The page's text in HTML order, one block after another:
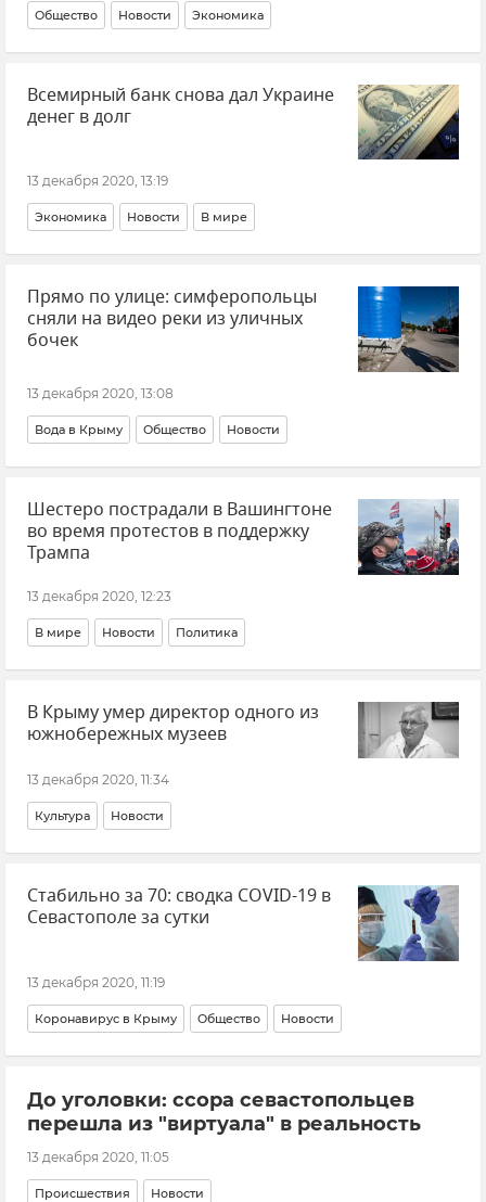
Общество Новости Экономика
Всемирный банк снова дал Украине
денег в долг
13 декабря 2020, 13:19
Экономика Новости В мире
Прямо по улице: симферопольцы
сняли на видео реки из уличных
бочек
13 декабря 2020, 13:08
Вода в Крыму Общество Новости
Шестеро пострадали в Вашингтоне
во время протестов в поддержку
Трампа
13 декабря 2020, 12:23
В мире Новости Политика
В Крыму умер директор одного из
южнобережных музеев
13 декабря 2020, 11:34
Культура Новости
Стабильно за 70: сводка COVID-19 в
Севастополе за сутки
13 декабря 2020, 11:19
Коронавирус в Крыму Общество Новости
До уголовки: ссора севастопольцев
перешла из "виртуала" в реальность
13 декабря 2020, 11:05
Происшествия Новости